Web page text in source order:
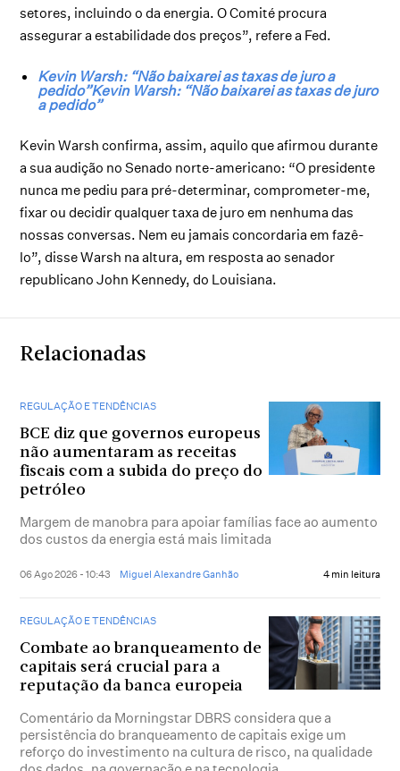
setores, incluindo o da energia. O Comité procura
assegurar a estabilidade dos preços”, refere a Fed.
Kevin Warsh: “Não baixarei as taxas de juro a
pedido”Kevin Warsh: “Não baixarei as taxas de juro
a pedido”
Kevin Warsh confirma, assim, aquilo que afirmou durante
a sua audição no Senado norte-americano: “O presidente
nunca me pediu para pré-determinar, comprometer-me,
fixar ou decidir qualquer taxa de juro em nenhuma das
nossas conversas. Nem eu jamais concordaria em fazê-
lo”, disse Warsh na altura, em resposta ao senador
republicano John Kennedy, do Louisiana.
Relacionadas
REGULAÇÃO E TENDÊNCIAS
BCE diz que governos europeus
não aumentaram as receitas
fiscais com a subida do preço do
petróleo
Margem de manobra para apoiar famílias face ao aumento
dos custos da energia está mais limitada
06 Ago 2026 - 10:43 Miguel Alexandre Ganhão 4 min leitura
REGULAÇÃO E TENDÊNCIAS
Combate ao branqueamento de
capitais será crucial para a
reputação da banca europeia
Comentário da Morningstar DBRS considera que a
persistência do branqueamento de capitais exige um
reforço do investimento na cultura de risco, na qualidade